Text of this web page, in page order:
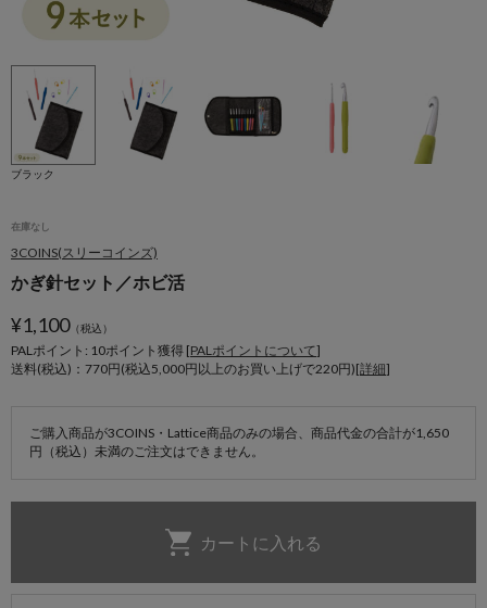
ブラック
在庫なし
3COINS(スリーコインズ)
かぎ針セット／ホビ活
¥1,100（税込）
PALポイント: 10ポイント獲得 [PALポイントについて]
送料(税込)：770円(税込5,000円以上のお買い上げで220円)[詳細]
ご購入商品が3COINS・Lattice商品のみの場合、商品代金の合計が1,650
円（税込）未満のご注文はできません。